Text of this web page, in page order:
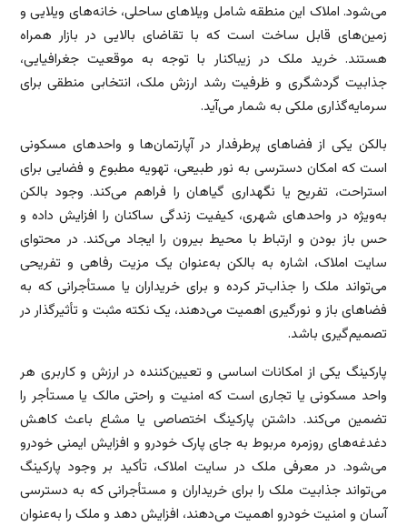
می‌شود. املاک این منطقه شامل ویلاهای ساحلی، خانه‌های ویلایی و
زمین‌های قابل ساخت است که با تقاضای بالایی در بازار همراه
هستند. خرید ملک در زیباکنار با توجه به موقعیت جغرافیایی،
جذابیت گردشگری و ظرفیت رشد ارزش ملک، انتخابی منطقی برای
سرمایه‌گذاری ملکی به شمار می‌آید.
بالکن یکی از فضاهای پرطرفدار در آپارتمان‌ها و واحدهای مسکونی
است که امکان دسترسی به نور طبیعی، تهویه مطبوع و فضایی برای
استراحت، تفریح یا نگهداری گیاهان را فراهم می‌کند. وجود بالکن
به‌ویژه در واحدهای شهری، کیفیت زندگی ساکنان را افزایش داده و
حس باز بودن و ارتباط با محیط بیرون را ایجاد می‌کند. در محتوای
سایت املاک، اشاره به بالکن به‌عنوان یک مزیت رفاهی و تفریحی
می‌تواند ملک را جذاب‌تر کرده و برای خریداران یا مستأجرانی که به
فضاهای باز و نورگیری اهمیت می‌دهند، یک نکته مثبت و تأثیرگذار در
تصمیم‌گیری باشد.
پارکینگ یکی از امکانات اساسی و تعیین‌کننده در ارزش و کاربری هر
واحد مسکونی یا تجاری است که امنیت و راحتی مالک یا مستأجر را
تضمین می‌کند. داشتن پارکینگ اختصاصی یا مشاع باعث کاهش
دغدغه‌های روزمره مربوط به جای پارک خودرو و افزایش ایمنی خودرو
می‌شود. در معرفی ملک در سایت املاک، تأکید بر وجود پارکینگ
می‌تواند جذابیت ملک را برای خریداران و مستأجرانی که به دسترسی
آسان و امنیت خودرو اهمیت می‌دهند، افزایش دهد و ملک را به‌عنوان